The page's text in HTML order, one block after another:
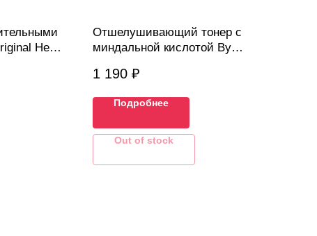
Herb
Отшелушивающий тонер с
миндальной кислотой By
Water, 30мл
1 190 ₽
Подробнее
Out of stock